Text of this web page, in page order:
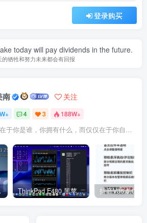
登录购买
today will pay dividends in the future.
的牺牲和努力未来都会有回报
南 关注
4 3 188W+
幸福不在于你是谁，你拥有什么，而仅仅在于你自己怎么看待
Pro v2 ThinkPad E480 黑苹果完美Tahoe的EFI分享（2026.03.01更新） 抖音V36.5.0 内